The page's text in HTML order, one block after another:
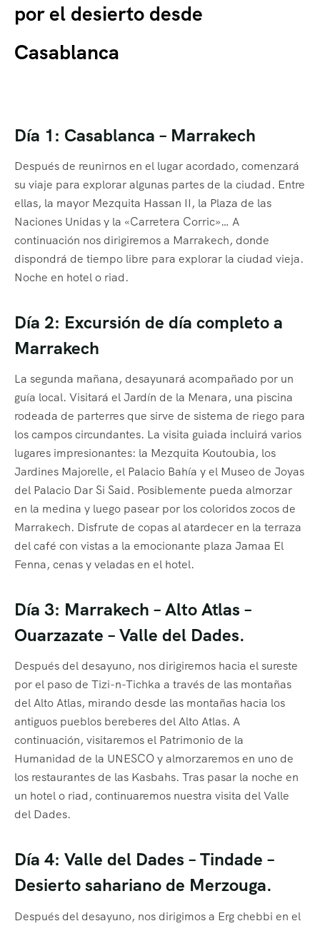
por el desierto desde
Casablanca
Día 1: Casablanca – Marrakech
Después de reunirnos en el lugar acordado, comenzará
su viaje para explorar algunas partes de la ciudad. Entre
ellas, la mayor Mezquita Hassan II, la Plaza de las
Naciones Unidas y la «Carretera Corric»… A
continuación nos dirigiremos a Marrakech, donde
dispondrá de tiempo libre para explorar la ciudad vieja.
Noche en hotel o riad.
Día 2: Excursión de día completo a
Marrakech
La segunda mañana, desayunará acompañado por un
guía local. Visitará el Jardín de la Menara, una piscina
rodeada de parterres que sirve de sistema de riego para
los campos circundantes. La visita guiada incluirá varios
lugares impresionantes: la Mezquita Koutoubia, los
Jardines Majorelle, el Palacio Bahía y el Museo de Joyas
del Palacio Dar Si Said. Posiblemente pueda almorzar
en la medina y luego pasear por los coloridos zocos de
Marrakech. Disfrute de copas al atardecer en la terraza
del café con vistas a la emocionante plaza Jamaa El
Fenna, cenas y veladas en el hotel.
Día 3: Marrakech – Alto Atlas –
Ouarzazate – Valle del Dades.
Después del desayuno, nos dirigiremos hacia el sureste
por el paso de Tizi-n-Tichka a través de las montañas
del Alto Atlas, mirando desde las montañas hacia los
antiguos pueblos bereberes del Alto Atlas. A
continuación, visitaremos el Patrimonio de la
Humanidad de la UNESCO y almorzaremos en uno de
los restaurantes de las Kasbahs. Tras pasar la noche en
un hotel o riad, continuaremos nuestra visita del Valle
del Dades.
Día 4: Valle del Dades – Tindade –
Desierto sahariano de Merzouga.
Después del desayuno, nos dirigimos a Erg chebbi en el